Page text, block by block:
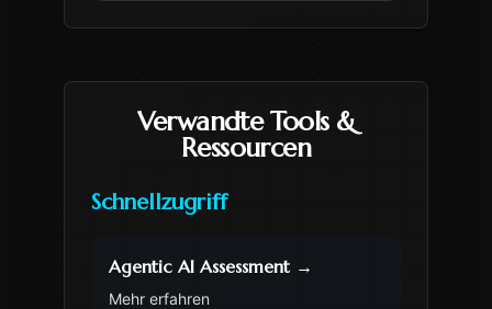
Verwandte Tools &
Ressourcen
Schnellzugriff
Agentic AI Assessment →
Mehr erfahren